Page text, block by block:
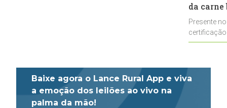
da
Presente
Baixe agora o Lance Rural App e viva
a emoção dos leilões ao vivo na
palma da mão!